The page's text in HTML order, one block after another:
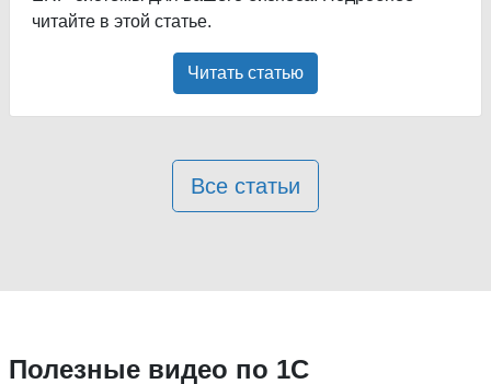
читайте в этой статье.
Читать статью
Все статьи
Полезные видео по 1С